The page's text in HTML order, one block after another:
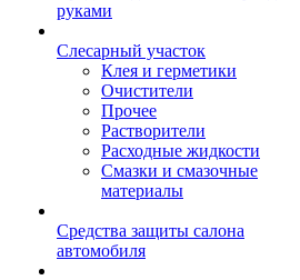
руками
Слесарный участок
Клея и герметики
Очистители
Прочее
Растворители
Расходные жидкости
Смазки и смазочные
материалы
Средства защиты салона
автомобиля